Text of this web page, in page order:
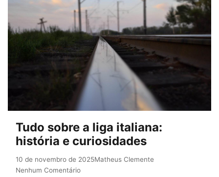
Tudo sobre a liga italiana:
história e curiosidades
10 de novembro de 2025Matheus Clemente
Nenhum Comentário